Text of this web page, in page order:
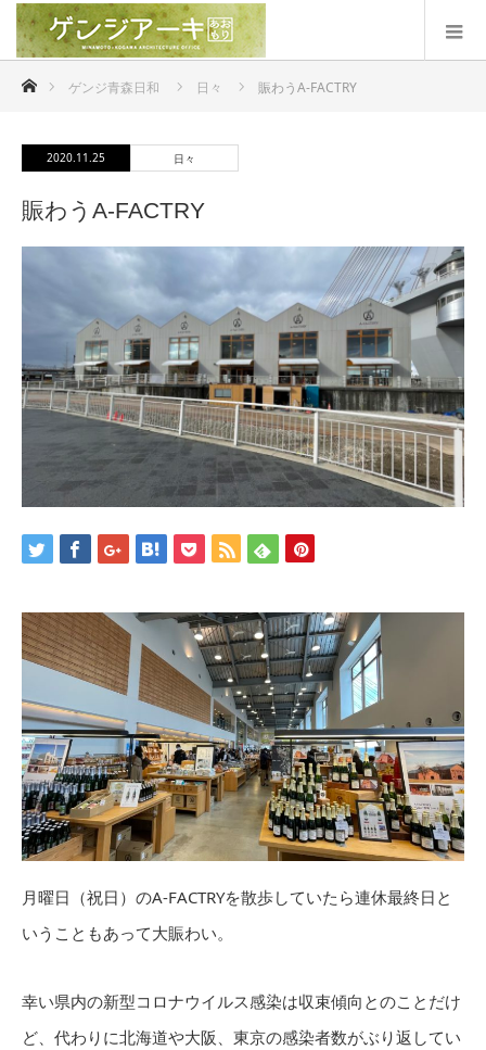
ホームゲンジ青森日和 日々 賑わうA-FACTRY
2020.11.25 日々
賑わうA-FACTRY
月曜日（祝日）のA-FACTRYを散歩していたら連休最終日と
いうこともあって大賑わい。
幸い県内の新型コロナウイルス感染は収束傾向とのことだけ
ど、代わりに北海道や大阪、東京の感染者数がぶり返してい